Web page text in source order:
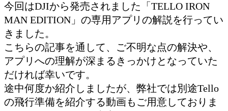
今回はDJIから発売されました「TELLO IRON
MAN EDITION」の専用アプリの解説を行ってい
きました。
こちらの記事を通して、ご不明な点の解決や、
アプリへの理解が深まるきっかけとなっていた
だければ幸いです。
途中何度か紹介しましたが、弊社では別途Tello
の飛行準備を紹介する動画もご用意しておりま